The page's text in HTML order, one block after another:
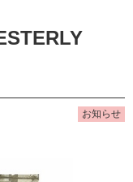
お知らせ